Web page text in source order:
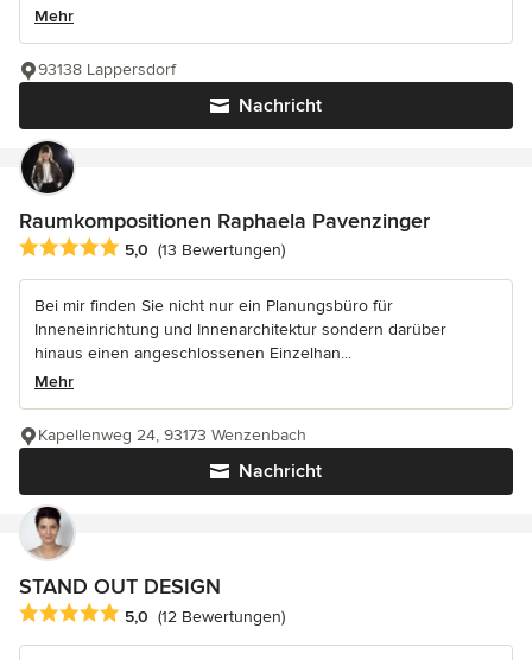
Mehr
Nachricht
93138 Lappersdorf
Raumkompositionen Raphaela Pavenzinger
Durchschnittliche Bewertung: 5 von 5 Sternen
5,0 (13 Bewertungen)
Bei mir finden Sie nicht nur ein Planungsbüro für
Inneneinrichtung und Innenarchitektur sondern darüber
hinaus einen angeschlossenen Einzelhan...
Mehr
Nachricht
Kapellenweg 24, 93173 Wenzenbach
STAND OUT DESIGN
Durchschnittliche Bewertung: 5 von 5 Sternen
5,0 (12 Bewertungen)